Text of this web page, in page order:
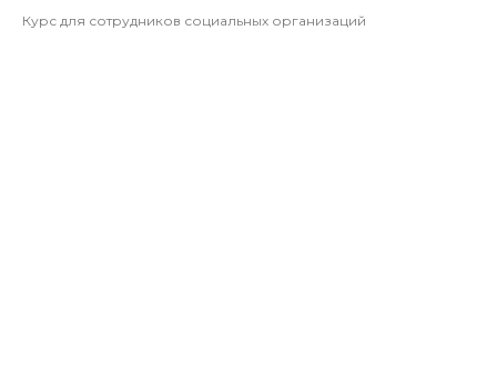
Курс для сотрудников социальных организаций